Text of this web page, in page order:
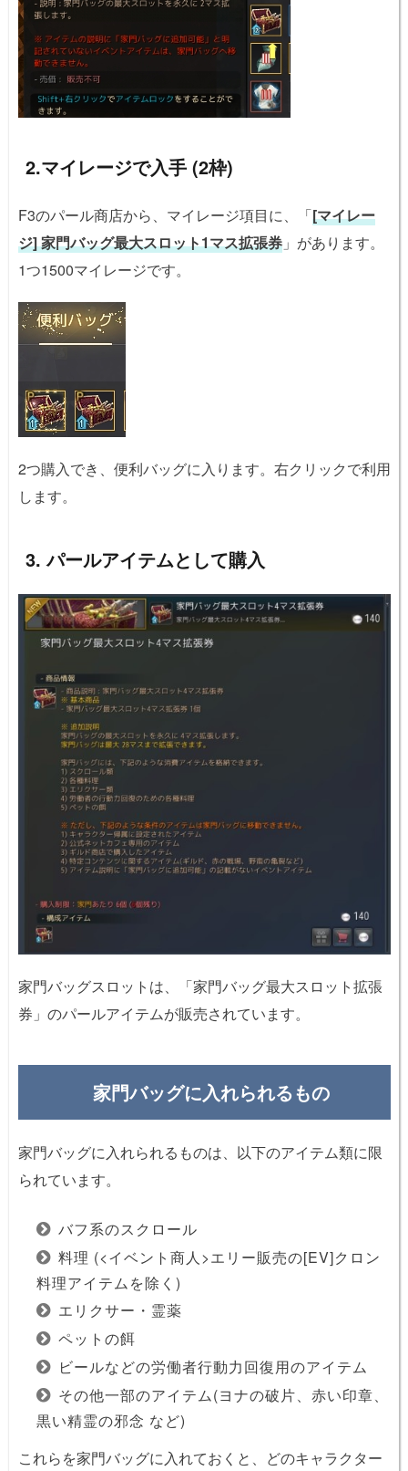
2.マイレージで入手 (2枠)
F3のパール商店から、マイレージ項目に、「[マイレー
ジ] 家門バッグ最大スロット1マス拡張券 」があります。
1つ1500マイレージです。
2つ購入でき、便利バッグに入ります。右クリックで利用
します。
3. パールアイテムとして購入
家門バッグスロットは、「家門バッグ最大スロット拡張
券」のパールアイテムが販売されています。
家門バッグに入れられるもの
家門バッグに入れられるものは、以下のアイテム類に限
られています。
バフ系のスクロール
料理 (<イベント商人>エリー販売の[EV]クロン
料理アイテムを除く)
エリクサー・霊薬
ペットの餌
ビールなどの労働者行動力回復用のアイテム
その他一部のアイテム(ヨナの破片、赤い印章、
黒い精霊の邪念 など)
これらを家門バッグに入れておくと、どのキャラクター